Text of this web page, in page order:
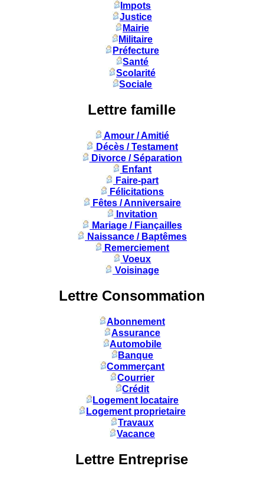
Impots
Justice
Mairie
Militaire
Préfecture
Santé
Scolarité
Sociale
Lettre famille
Amour / Amitié
Décès / Testament
Divorce / Séparation
Enfant
Faire-part
Félicitations
Fêtes / Anniversaire
Invitation
Mariage / Fiançailles
Naissance / Baptêmes
Remerciement
Voeux
Voisinage
Lettre Consommation
Abonnement
Assurance
Automobile
Banque
Commerçant
Courrier
Crédit
Logement locataire
Logement proprietaire
Travaux
Vacance
Lettre Entreprise